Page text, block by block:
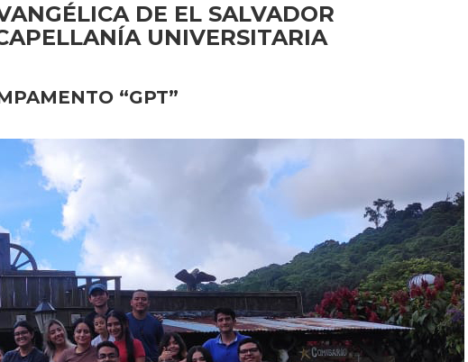
DE EL SALVADOR
UNIVERSITARIA
“GPT”